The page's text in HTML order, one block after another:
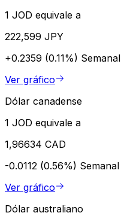
1 JOD equivale a
222,599 JPY
+0.2359 (0.11%) Semanal
Ver gráfico
Dólar canadense
1 JOD equivale a
1,96634 CAD
-0.0112 (0.56%) Semanal
Ver gráfico
Dólar australiano